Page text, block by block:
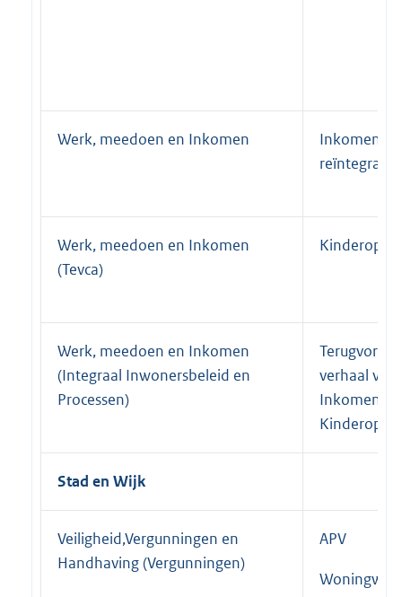
Werk, meedoen en Inkomen
reïntegratie
Werk, meedoen en Inkomen
(Tevca)
Werk, meedoen en Inkomen
(Integraal Inwonersbeleid en
Processen)
verhaal voor
Stad en Wijk
Veiligheid,Vergunningen en
Handhaving (Vergunningen)
APV
Woningwet